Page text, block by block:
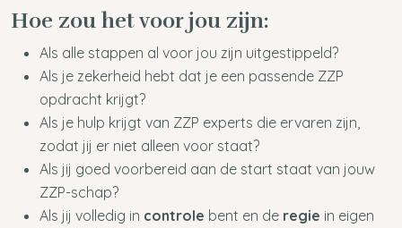
Hoe zou het voor jou zijn:
Als alle stappen al voor jou zijn uitgestippeld?
Als je zekerheid hebt dat je een passende ZZP
opdracht krijgt?
Als je hulp krijgt van ZZP experts die ervaren zijn,
zodat jij er niet alleen voor staat?
Als jij goed voorbereid aan de start staat van jouw
ZZP-schap?
Als jij volledig in controle bent en de regie in eigen